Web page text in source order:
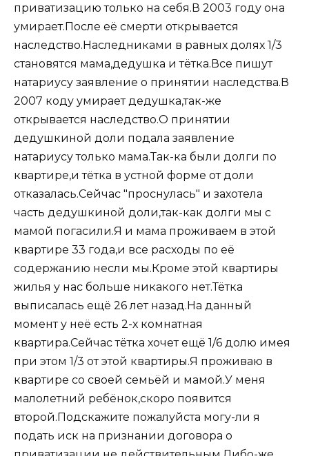
приватизацию только на себя.В 2003 году она
умирает.После её смерти открывается
наследство.Наследниками в равных долях 1/3
становятся мама,дедушка и тётка.Все пишут
натариусу заявление о принятии наследства.В
2007 коду умирает дедушка,так-же
открывается наследство.О принятии
дедушкиной доли подала заявление
натариусу только мама.Так-ка были долги по
квартире,и тётка в устной форме от доли
отказалась.Сейчас "проснулась" и захотела
часть дедушкиной доли,так-как долги мы с
мамой погасили.Я и мама проживаем в этой
квартире 33 года,и все расходы по её
содержанию несли мы.Кроме этой квартиры
жилья у нас больше никакого нет.Тётка
выписалась ещё 26 лет назад.На данный
момент у неё есть 2-х комнатная
квартира.Сейчас тётка хочет ещё 1/6 долю имея
при этом 1/3 от этой квартиры.Я проживаю в
квартире со своей семьёй и мамой.У меня
малолетний ребёнок,скоро появится
второй.Подскажите пожалуйста могу-ли я
подать иск на признании договора о